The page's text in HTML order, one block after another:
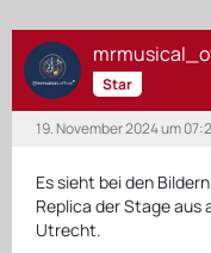
Star
19. November 2024 um
Es sieht bei den
Replica der Stage aus
Utrecht.